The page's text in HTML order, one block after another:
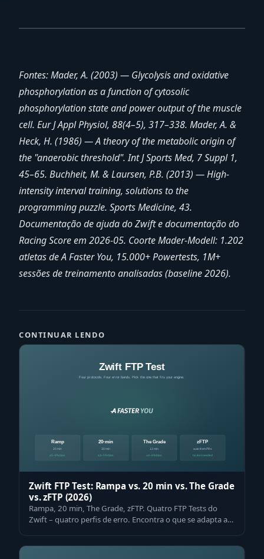
Fontes: Mader, A. (2003) — Glycolysis and oxidative
phosphorylation as a function of cytosolic
phosphorylation state and power output of the muscle
cell. Eur J Appl Physiol, 88(4–5), 317–338. Mader, A. &
Heck, H. (1986) — A theory of the metabolic origin of
the "anaerobic threshold". Int J Sports Med, 7 Suppl 1,
45–65. Buchheit, M. & Laursen, P.B. (2013) — High-
intensity interval training, solutions to the
programming puzzle. Sports Medicine, 43.
Documentação de ajuda do Zwift e documentação do
Racing Score em 2026-05. Coorte Mader-Modell: 1.202
atletas de A Faster You, 15.000+ Powertests, 1M+
sessões de treinamento analisadas (baseline 2026).
CONTINUAR LENDO
Zwift FTP Test: Rampa vs. 20 min vs. The Grade
vs. zFTP (2026)
Rampa, 20 min, The Grade, zFTP. Quatro FTP Tests do
Zwift – quatro perfis de erro. Encontra o que se adapta ao